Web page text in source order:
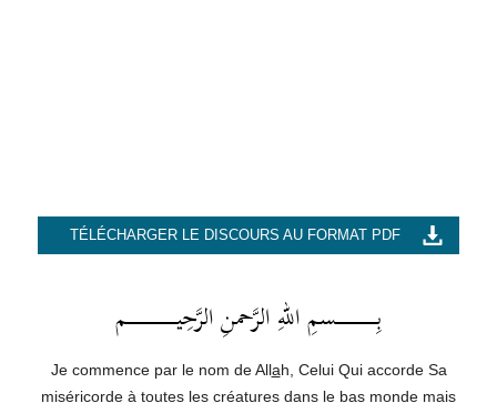
TÉLÉCHARGER LE DISCOURS AU FORMAT PDF
بِــــــــــــــــــسمِ اللهِ الرَّحمنِ الرَّحِيــــــــــــــــــــــم
Je commence par le nom de Allah, Celui Qui accorde Sa
miséricorde à toutes les créatures dans le bas monde mais